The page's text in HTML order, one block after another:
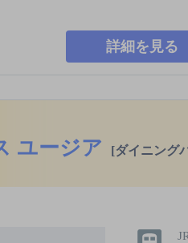
詳細を見る
ユージア [ダイニング